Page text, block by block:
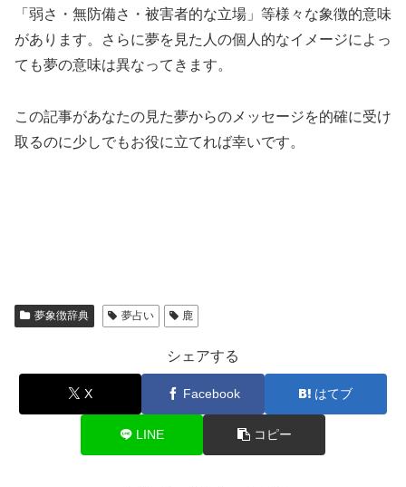
「弱さ・無防備さ・被害者的な立場」等様々な象徴的意味
があります。さらに夢を見た人の個人的なイメージによっ
ても夢の意味は異なってきます。
この記事があなたの見た夢からのメッセージを的確に受け
取るのに少しでもお役に立てれば幸いです。
夢象徴辞典 夢占い 鹿
シェアする
X Facebook はてブ
LINE コピー